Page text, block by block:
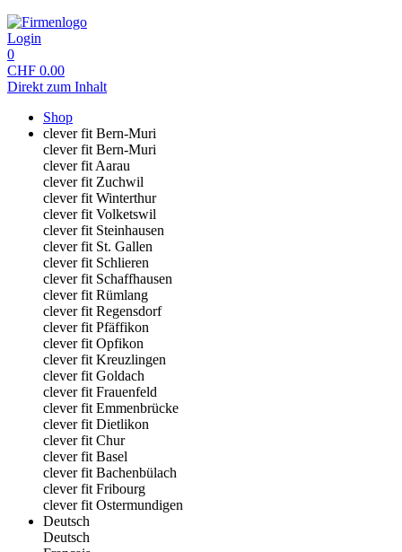
Login
0
CHF 0.00
Direkt zum Inhalt
Shop
clever fit Bern-Muri
clever fit Bern-Muri
clever fit Aarau
clever fit Zuchwil
clever fit Winterthur
clever fit Volketswil
clever fit Steinhausen
clever fit St. Gallen
clever fit Schlieren
clever fit Schaffhausen
clever fit Rümlang
clever fit Regensdorf
clever fit Pfäffikon
clever fit Opfikon
clever fit Kreuzlingen
clever fit Goldach
clever fit Frauenfeld
clever fit Emmenbrücke
clever fit Dietlikon
clever fit Chur
clever fit Basel
clever fit Bachenbülach
clever fit Fribourg
clever fit Ostermundigen
Deutsch
Deutsch